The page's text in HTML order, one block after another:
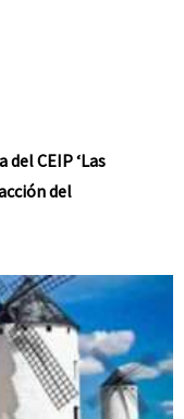
CEIP ‘Las
del